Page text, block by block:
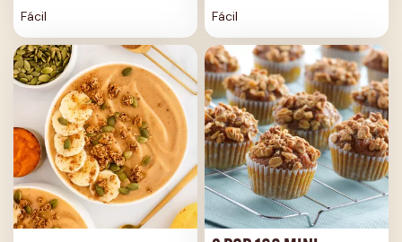
Fácil
estrellas.
Fácil